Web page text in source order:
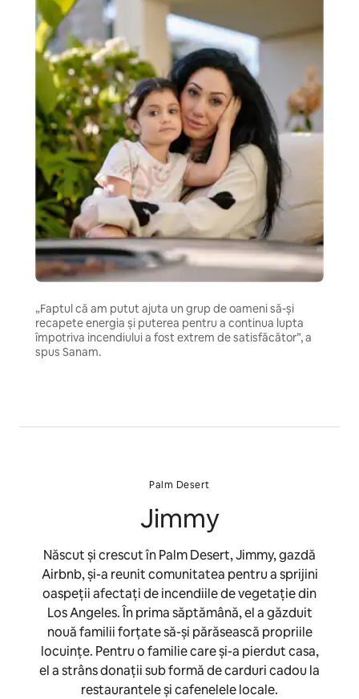
„Faptul că am putut ajuta un grup de oameni să-și
recapete energia și puterea pentru a continua lupta
împotriva incendiului a fost extrem de satisfăcător”, a
spus Sanam.
Palm Desert
Jimmy
Născut și crescut în Palm Desert, Jimmy, gazdă
Airbnb, și-a reunit comunitatea pentru a sprijini
oaspeții afectați de incendiile de vegetație din
Los Angeles. În prima săptămână, el a găzduit
nouă familii forțate să-și părăsească propriile
locuințe. Pentru o familie care și-a pierdut casa,
el a strâns donații sub formă de carduri cadou la
restaurantele și cafenelele locale.